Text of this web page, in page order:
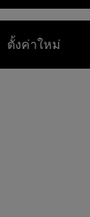
ตั้งค่าใหม่